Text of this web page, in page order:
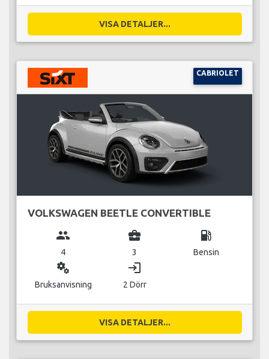
VISA DETALJER...
CABRIOLET
VOLKSWAGEN BEETLE CONVERTIBLE
group
4
business_center
3
local_gas_station
Bensin
miscellaneous_services
Bruksanvisning
login
2 Dörr
VISA DETALJER...